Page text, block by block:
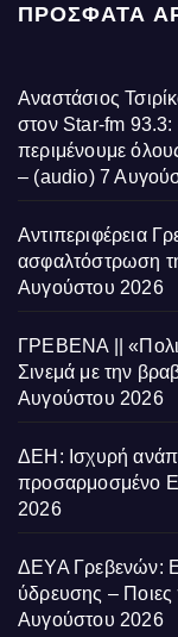
ΠΡΌΣΦΑΤΑ
Αναστάσιος
στον Star-fm 93.3:
περιμένουμε
– (audio) 7
Αντιπεριφέρεια
ασφαλτόστρωση
Αυγούστου 2026
ΓΡΕΒΕΝΑ ||
Σινεμά με την
Αυγούστου 2026
ΔΕΗ: Ισχυρή
προσαρμοσμένο
2026
ΔΕΥΑ Γρεβενών:
ύδρευσης – Ποιες
Αυγούστου 2026